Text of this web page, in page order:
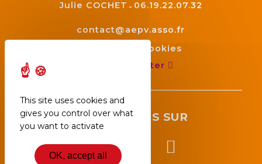
Julie COCHET 06.19.22.07.32
contact@aepv.asso.fr
Gestion des cookies
Nous contacter
SUIVEZ NOUS SUR
This site uses cookies and
gives you control over what
you want to activate
OK, accept all